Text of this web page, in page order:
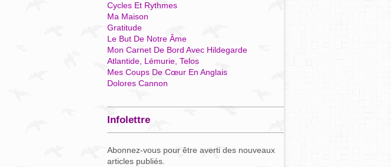
Cycles Et Rythmes
Ma Maison
Gratitude
Le But De Notre Âme
Mon Carnet De Bord Avec Hildegarde
Atlantide, Lémurie, Telos
Mes Coups De Cœur En Anglais
Dolores Cannon
Infolettre
Abonnez-vous pour être averti des nouveaux
articles publiés.